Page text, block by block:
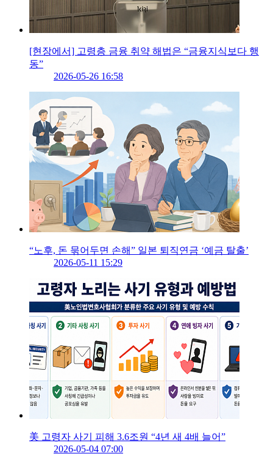
[현장에서] 고령층 금융 취약 해법은 “금융지식보다 행
동”
2026-05-26 16:58
“노후, 돈 묶어두면 손해” 일본 퇴직연금 ‘예금 탈출’
2026-05-11 15:29
美 고령자 사기 피해 3.6조원 “4년 새 4배 늘어”
2026-05-04 07:00